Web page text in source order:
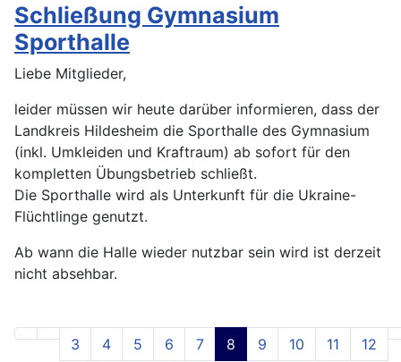
Schließung Gymnasium
Sporthalle
Liebe Mitglieder,
leider müssen wir heute darüber informieren, dass der
Landkreis Hildesheim die Sporthalle des Gymnasium
(inkl. Umkleiden und Kraftraum) ab sofort für den
kompletten Übungsbetrieb schließt.
Die Sporthalle wird als Unterkunft für die Ukraine-
Flüchtlinge genutzt.
Ab wann die Halle wieder nutzbar sein wird ist derzeit
nicht absehbar.
Seite 8 von 22
3 4 5 6 7 8 9 10 11 12